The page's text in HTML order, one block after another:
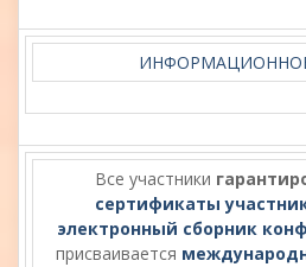
Все участники
сертификаты
электронный сборник
присваивается